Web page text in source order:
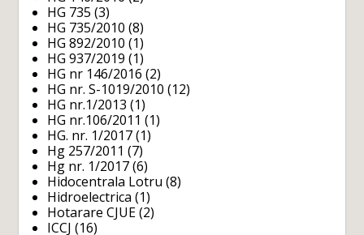
HG 735 (3)
HG 735/2010 (8)
HG 892/2010 (1)
HG 937/2019 (1)
HG nr 146/2016 (2)
HG nr. S-1019/2010 (12)
HG nr.1/2013 (1)
HG nr.106/2011 (1)
HG. nr. 1/2017 (1)
Hg 257/2011 (7)
Hg nr. 1/2017 (6)
Hidocentrala Lotru (8)
Hidroelectrica (1)
Hotarare CJUE (2)
ICCJ (16)